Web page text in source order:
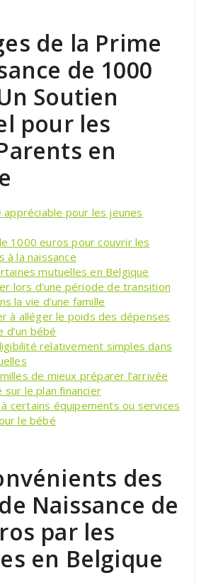
de la Prime
de 1000
Soutien
pour les
en
appréciable pour les jeunes
1000 euros pour couvrir les
à la naissance
mutuelles en Belgique
lors d’une période de transition
la vie d’une famille
à alléger le poids des dépenses
d’un bébé
relativement simples dans
de mieux préparer l’arrivée
sur le plan financier
à certains équipements ou services
le bébé
des
Naissance de
par les
en Belgique